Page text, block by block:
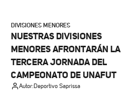
DIVISIONES MENORES
NUESTRAS DIVISIONES
MENORES AFRONTARÁN LA
TERCERA JORNADA DEL
CAMPEONATO DE UNAFUT
Autor:Deportivo Saprissa